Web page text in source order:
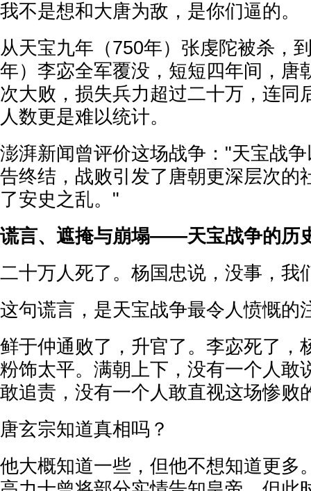
我不是想和大唐为敌，是你们逼的。
从天宝九年（750年）张虔陀被杀，
年）李宓全军覆没，短短四年间，唐
次大败，损失兵力超过二十万，连同
人数更是难以统计。
澎湃新闻曾评价这场战争："天宝战
告终结，战败引发了唐朝更深层次的
了安史之乱。"
谎言、遮掩与崩塌——天宝战争的历
二十万人死了。杨国忠说，没事，我
这句谎言，是天宝战争最令人愤慨的
鲜于仲通败了，升官了。李宓死了，
粉饰太平。满朝上下，没有一个人敢
敢追责，没有一个人敢直视这场惨败
唐玄宗知道真相吗？
他大概知道一些，但他不想知道更多